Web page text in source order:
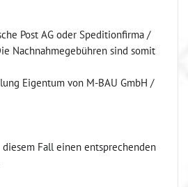
Post AG oder Speditionfirma /
Nachnahmegebühren sind somit
Eigentum von M-BAU GmbH /
Fall einen entsprechenden